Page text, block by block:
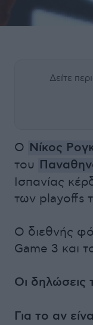
Δείτε
Ο Νίκος
του
Ισπανίας
των playoffs
Ο διεθνής
Game 3 και
Οι δηλώσεις
Για το αν